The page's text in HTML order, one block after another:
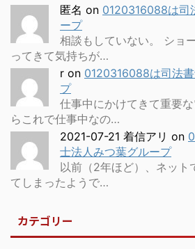
匿名 on 0120316088は司
ープ
相談もしていない。 ショ
ってきて気持ちが…
r on 0120316088は司法
プ
仕事中にかけてきて重要
らこれで仕事中なの…
2021-07-21 着信アリ on
士法人みつ葉グループ
以前（2年ほど）、ネット
てしまったようで…
カテゴリー